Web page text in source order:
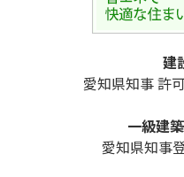
建
愛知県知事 許
一級建
愛知県知事